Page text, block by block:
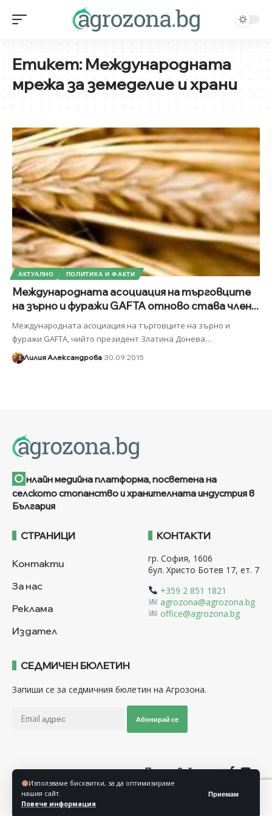
Използваме бисквитки, за да оптимизираме
нашия сайт.
Повече информация
Приемам
Етикет:Международната
мрежа за земеделие и храни
АКТУАЛНО ПОЛИТИКА И ФАКТИ
Международната асоциация на търговците
на зърно и фуражи GAFTA отново става член...
Международната асоциация на търговците на зърно и
фуражи GAFTA, чийто президент Златина Донева…
Лилия Александрова 30.09.2015
О нлайн медийна платформа, посветена на
селското стопанство и хранителната индустрия в
България
СТРАНИЦИ
Контакти
За нас
Реклама
Издател
КОНТАКТИ
гр. София, 1606
бул. Христо Ботев 17, ет. 7
+359 2 851 1821
agrozona@agrozona.bg
office@agrozona.bg
СЕДМИЧЕН БЮЛЕТИН
Запиши се за седмичния бюлетин на Агрозона.
Абонирай се
Последвайте ни
Общи условия
Политика за използване на “Бисквитки”